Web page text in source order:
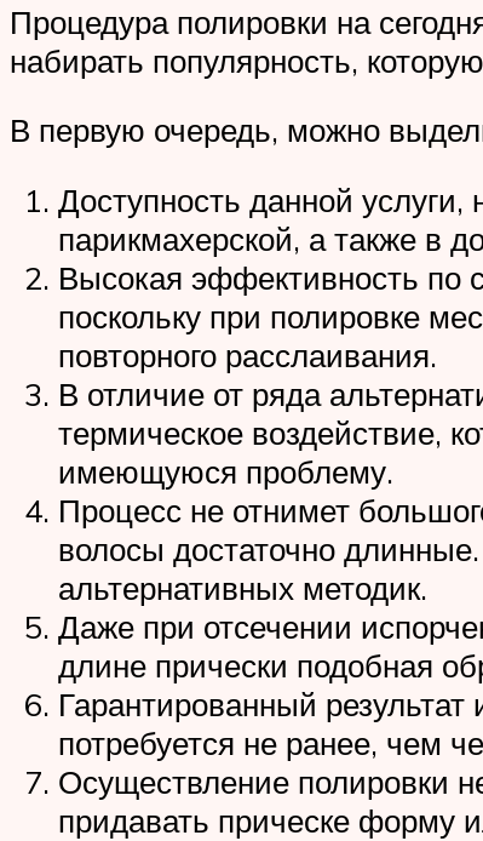
Процедура полировки на
набирать популярность,
В первую очередь, можно
Доступность данной
парикмахерской, а также в
Высокая эффективность по
поскольку при полировке
повторного расслаивания.
В отличие от ряда
термическое воздействие,
имеющуюся проблему.
Процесс не отнимет
волосы достаточно
альтернативных методик.
Даже при отсечении
длине прически подобная
Гарантированный
потребуется не ранее, чем
Осуществление полировки
придавать прическе форму